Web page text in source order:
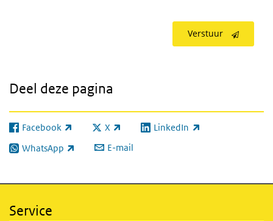
Verstuur
Deel deze pagina
Facebook
(externe link) X
(externe link) LinkedIn
(externe link)
WhatsApp
(externe link) E-mail
Service